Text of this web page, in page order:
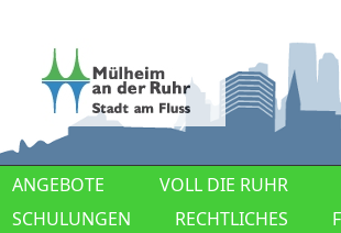
ANGEBOTE
VOLL DIE RUHR
SCHULUNGEN
RECHTLICHES